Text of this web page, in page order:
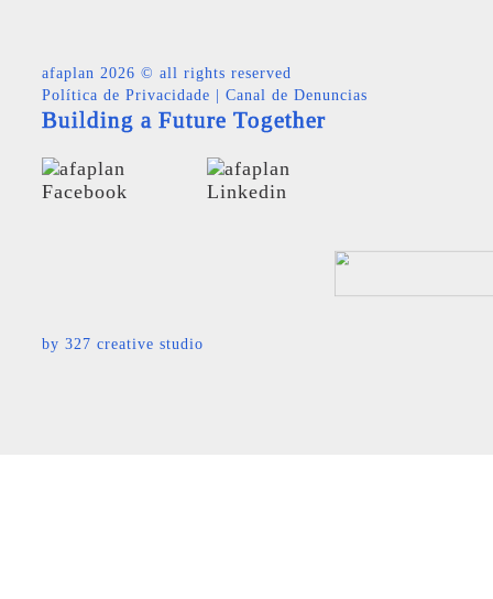
afaplan 2026 © all rights reserved
Política de Privacidade
Canal de Denuncias
Building a Future Together
by 327 creative studio